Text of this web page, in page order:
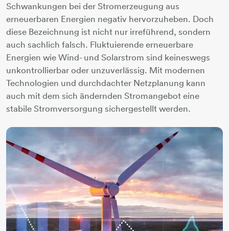
Schwankungen bei der Stromerzeugung aus
erneuerbaren Energien negativ hervorzuheben. Doch
diese Bezeichnung ist nicht nur irreführend, sondern
auch sachlich falsch. Fluktuierende erneuerbare
Energien wie Wind- und Solarstrom sind keineswegs
unkontrollierbar oder unzuverlässig. Mit modernen
Technologien und durchdachter Netzplanung kann
auch mit dem sich ändernden Stromangebot eine
stabile Stromversorgung sichergestellt werden.